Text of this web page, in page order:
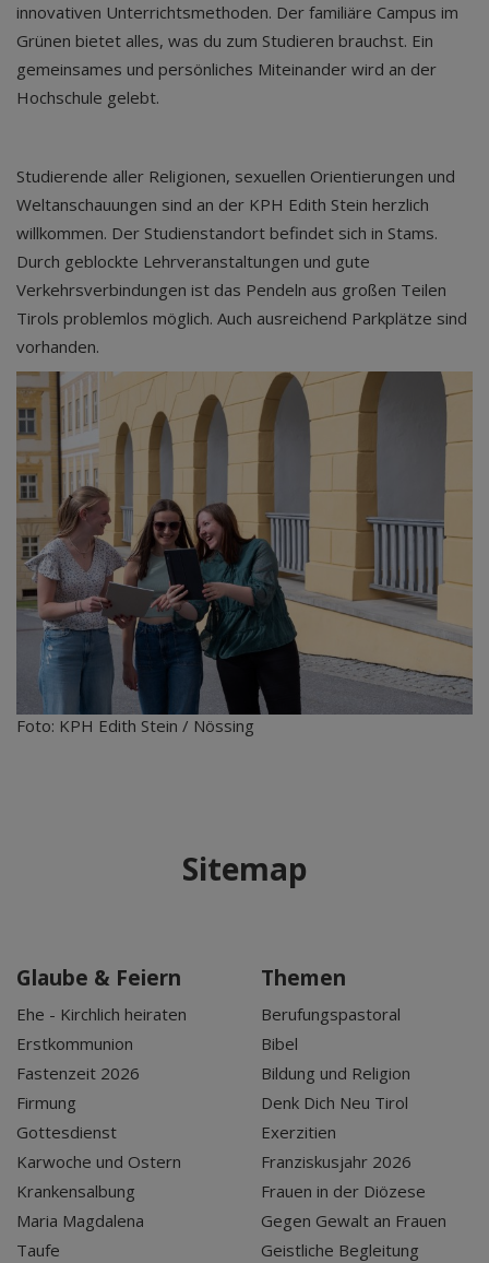
innovativen Unterrichtsmethoden. Der familiäre Campus im
Grünen bietet alles, was du zum Studieren brauchst. Ein
gemeinsames und persönliches Miteinander wird an der
Hochschule gelebt.
Studierende aller Religionen, sexuellen Orientierungen und
Weltanschauungen sind an der KPH Edith Stein herzlich
willkommen. Der Studienstandort befindet sich in Stams.
Durch geblockte Lehrveranstaltungen und gute
Verkehrsverbindungen ist das Pendeln aus großen Teilen
Tirols problemlos möglich. Auch ausreichend Parkplätze sind
vorhanden.
Foto: KPH Edith Stein / Nössing
Sitemap
Glaube & Feiern
Ehe - Kirchlich heiraten
Erstkommunion
Fastenzeit 2026
Firmung
Gottesdienst
Karwoche und Ostern
Krankensalbung
Maria Magdalena
Taufe
Themen
Berufungspastoral
Bibel
Bildung und Religion
Denk Dich Neu Tirol
Exerzitien
Franziskusjahr 2026
Frauen in der Diözese
Gegen Gewalt an Frauen
Geistliche Begleitung